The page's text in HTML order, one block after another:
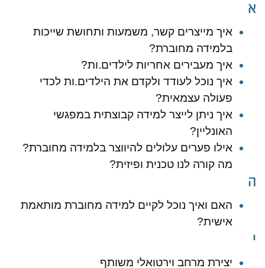
א
איך מייצרים קשר, משמעות ותחושת שייכות
בלמידה מחוברת?
איך מעבירים אחריות לילדים.ות?
איך נוכל לעודד ולקדם את הילדים.ות לכדי
פעולה עצמאית?
איך ניתן לייצר למידה קבוצתית במפגשי
האונליין?
אילו פערים עלולים להיווצר בלמידה מחוברת?
מה קורה לנו טכנית ופיזית?
ה
האם ואיך נוכל לקיים למידה מחוברת מותאמת
אישית?
י
יצירת מרחב וירטואלי משותף